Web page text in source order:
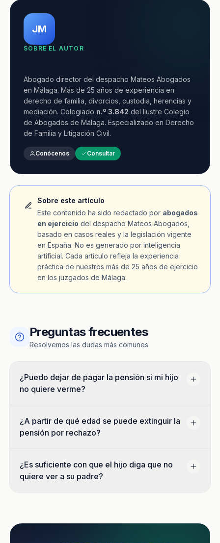
JM
SOBRE EL AUTOR
Abogado director del despacho Mateos Abogados
en Málaga. Más de 25 años de experiencia en
derecho de familia, divorcios, custodia, herencias y
mediación. Colegiado n.º 3.842 del Ilustre Colegio
de Abogados de Málaga. Especializado en Derecho
de Familia y Litigación Civil.
Conócenos Consultar
Sobre este artículo
Este contenido ha sido redactado por abogados
en ejercicio del despacho Mateos Abogados,
basado en casos reales y la legislación vigente
en España. No es generado por inteligencia
artificial. Cada artículo refleja la experiencia
práctica de nuestros más de 25 años de ejercicio
en los juzgados de Málaga.
Preguntas frecuentes
Resolvemos las dudas más comunes
¿Puedo dejar de pagar la pensión si mi hijo
no quiere verme?
¿A partir de qué edad se puede extinguir la
pensión por rechazo?
¿Es suficiente con que el hijo diga que no
quiere ver a su padre?